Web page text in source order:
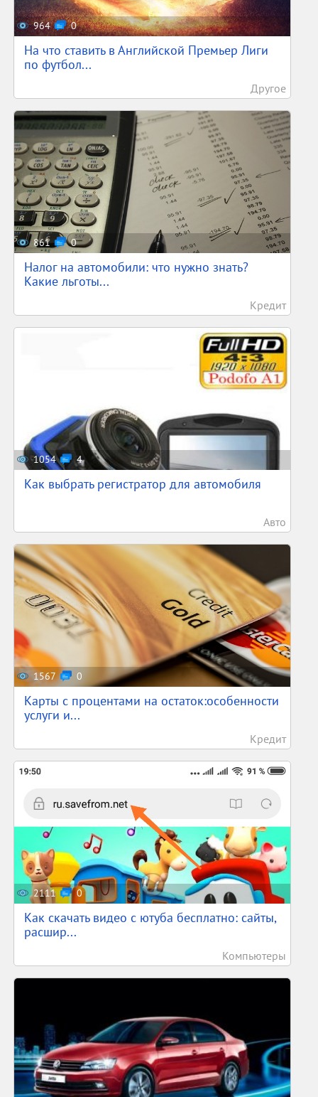
964 0
На что ставить в Английской Премьер Лиги
по футбол...
Другое
861 0
Налог на автомобили: что нужно знать?
Какие льготы...
Кредит
1054 4
Как выбрать регистратор для автомобиля
Авто
1567 0
Карты с процентами на остаток:особенности
услуги и...
Кредит
2111 0
Как скачать видео с ютуба бесплатно: сайты,
расшир...
Компьютеры